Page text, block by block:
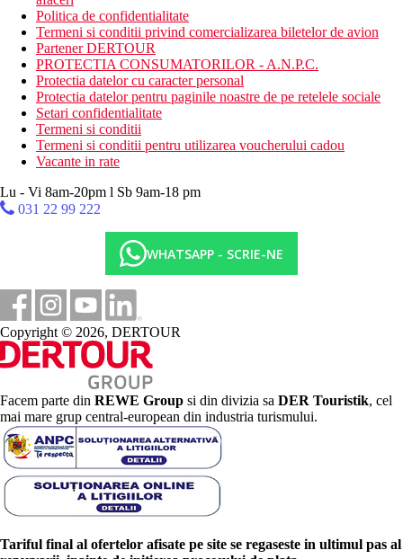
Politica de confidentialitate
Termeni si conditii privind comercializarea biletelor de avion
Partener DERTOUR
PROTECTIA CONSUMATORILOR - A.N.P.C.
Protectia datelor cu caracter personal
Protectia datelor pentru paginile noastre de pe retelele sociale
Setari confidentialitate
Termeni si conditii
Termeni si conditii pentru utilizarea voucherului cadou
Vacante in rate
Lu - Vi 8am-20pm l Sb 9am-18 pm
031 22 99 222
WHATSAPP - SCRIE-NE
Copyright © 2026, DERTOUR
Facem parte din REWE Group si din divizia sa DER Touristik, cel
mai mare grup central-european din industria turismului.
Tariful final al ofertelor afisate pe site se regaseste in ultimul pas al